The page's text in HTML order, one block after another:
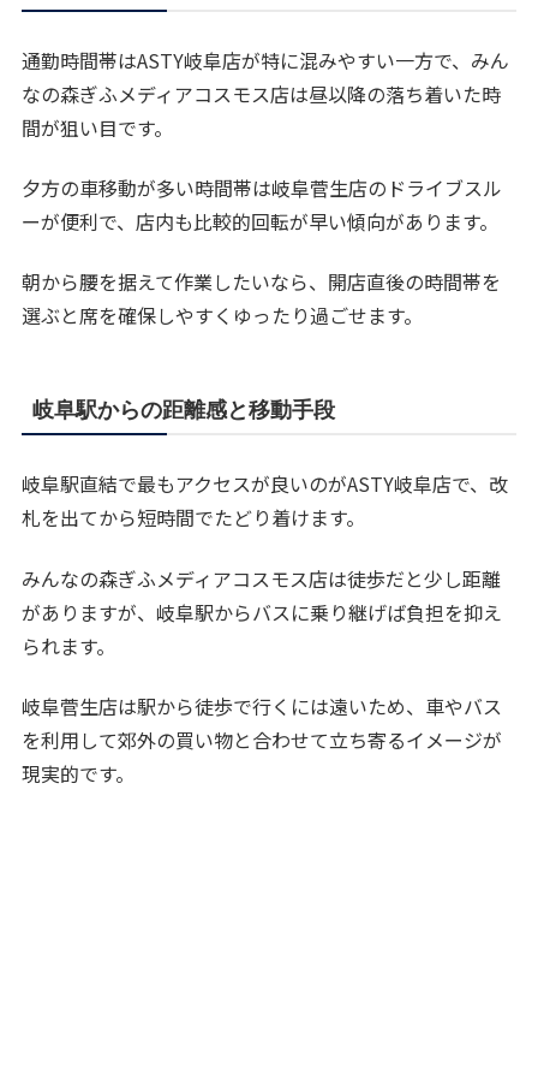
通勤時間帯はASTY岐阜店が特に混みやすい一方で、みん
なの森ぎふメディアコスモス店は昼以降の落ち着いた時
間が狙い目です。
夕方の車移動が多い時間帯は岐阜菅生店のドライブスル
ーが便利で、店内も比較的回転が早い傾向があります。
朝から腰を据えて作業したいなら、開店直後の時間帯を
選ぶと席を確保しやすくゆったり過ごせます。
岐阜駅からの距離感と移動手段
岐阜駅直結で最もアクセスが良いのがASTY岐阜店で、改
札を出てから短時間でたどり着けます。
みんなの森ぎふメディアコスモス店は徒歩だと少し距離
がありますが、岐阜駅からバスに乗り継げば負担を抑え
られます。
岐阜菅生店は駅から徒歩で行くには遠いため、車やバス
を利用して郊外の買い物と合わせて立ち寄るイメージが
現実的です。